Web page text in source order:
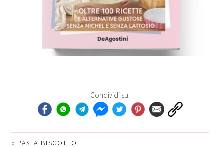
Condividi su:
« PASTA BISCOTTO